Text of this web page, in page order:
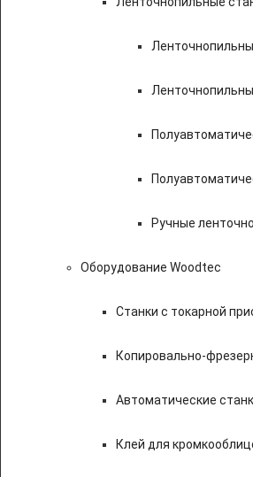
Ручные
Оборудование Woodtec
Станки с токарной
Копировально-
Автоматические
Клей для